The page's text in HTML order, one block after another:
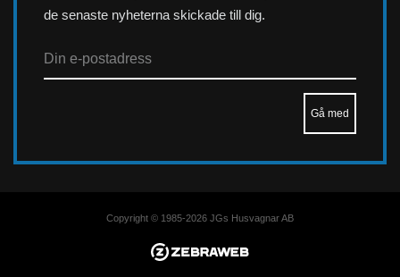
de senaste nyheterna skickade till dig.
Copyright © 1985-2026 JGs Husvagnar AB